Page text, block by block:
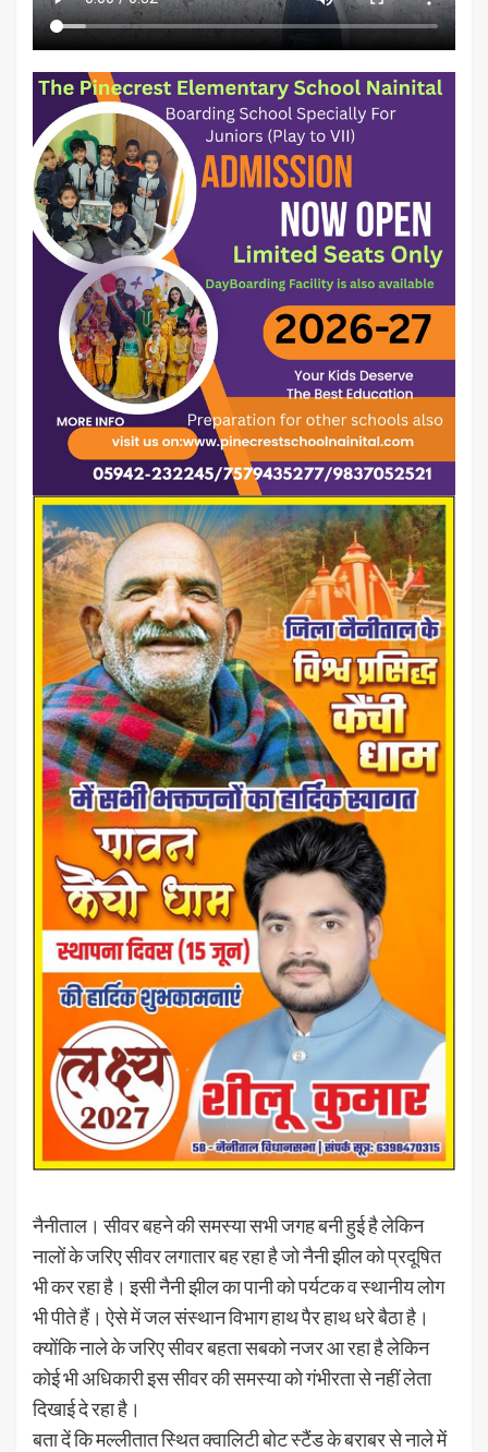
नैनीताल। सीवर बहने की समस्या सभी जगह बनी हुई है लेकिन
नालों के जरिए सीवर लगातार बह रहा है जो नैनी झील को प्रदूषित
भी कर रहा है। इसी नैनी झील का पानी को पर्यटक व स्थानीय लोग
भी पीते हैं। ऐसे में जल संस्थान विभाग हाथ पैर हाथ धरे बैठा है।
क्योंकि नाले के जरिए सीवर बहता सबको नजर आ रहा है लेकिन
कोई भी अधिकारी इस सीवर की समस्या को गंभीरता से नहीं लेता
दिखाई दे रहा है।
बता दें कि मल्लीतात स्थित क्वालिटी बोट स्टैंड के बराबर से नाले में